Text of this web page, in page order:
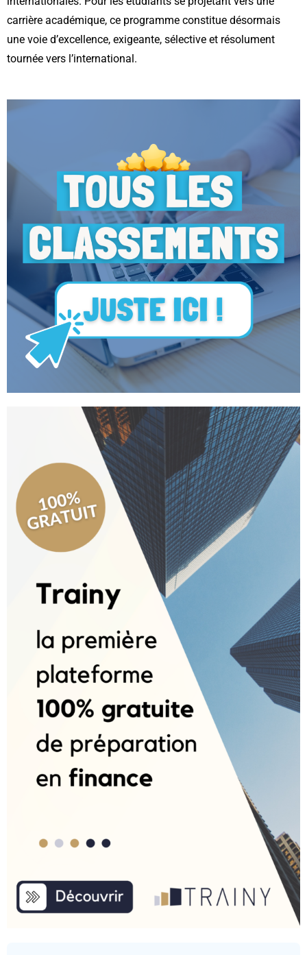
carrière académique, ce programme constitue désormais
une voie d’excellence, exigeante, sélective et résolument
tournée vers l’international.